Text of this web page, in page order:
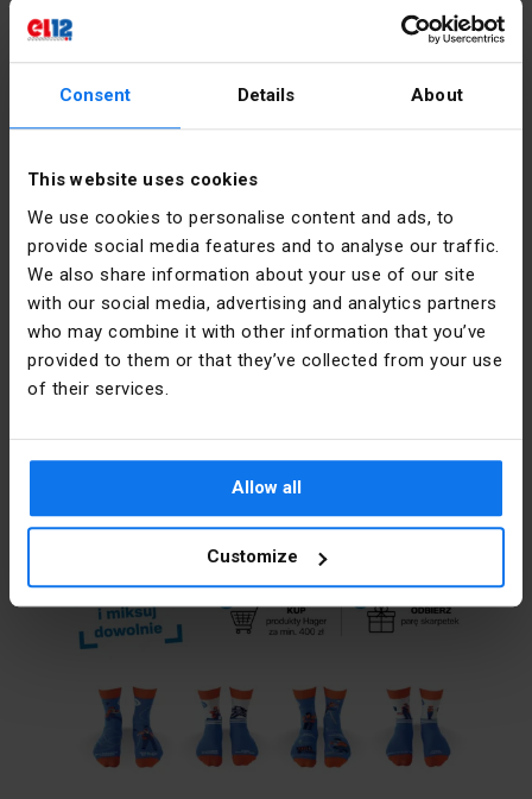
Consent Details About
This website uses cookies
We use cookies to personalise content and ads, to
provide social media features and to analyse our traffic.
We also share information about your use of our site
with our social media, advertising and analytics partners
who may combine it with other information that you’ve
provided to them or that they’ve collected from your use
of their services.
Allow all
Customize
a Uczestnik powinien ustalić we własnym
zakresie jego sytuację prawno-podatkową.
https://go.hager.com/pl-FazaNaStyl
Zobacz produkty